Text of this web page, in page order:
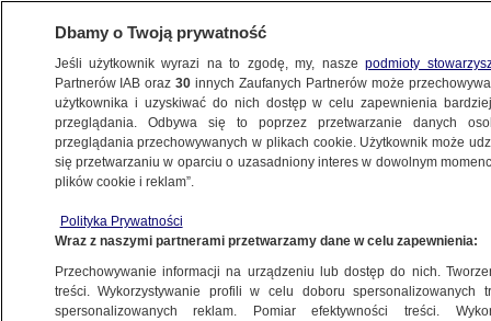
KULTURA I STYL
Kuba Wojewódzki przedstawia swoich
gości
17.10.2023, 13:26
Dbamy o Twoją prywatność
Jeśli użytkownik wyrazi na to zgodę, my, naszepodmioty
Partnerów IAB oraz30 innych Zaufanych Partnerów może
użytkownika i uzyskiwać do nich dostęp w celu zapewnienia
przeglądania. Odbywa się to poprzez przetwarzanie danych
przeglądania przechowywanych w plikach cookie. Użytkownik może
się przetwarzaniu w oparciu o uzasadniony interes w dowolnym
plików cookie i reklam”.
Polityka Prywatności
Wraz z naszymi partnerami przetwarzamy dane w celu zapewnienia:
Przechowywanie informacji na urządzeniu lub dostęp do nich.
treści. Wykorzystywanie profili w celu doboru spersonalizowanych
spersonalizowanych reklam. Pomiar efektywności treści.